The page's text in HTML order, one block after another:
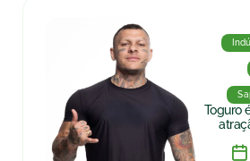
Toguro